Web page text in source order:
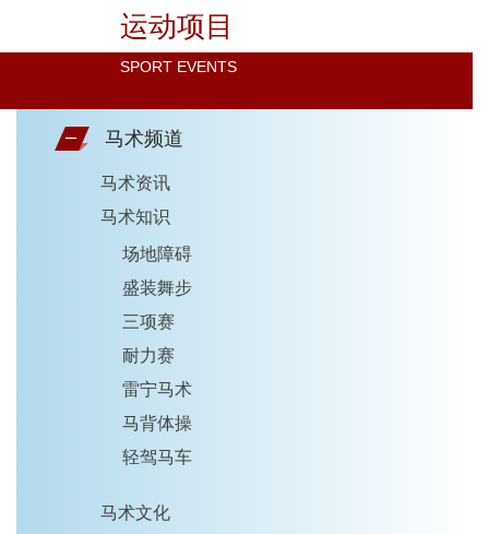
运动项目
SPORT EVENTS
马术频道
马术资讯
马术知识
场地障碍
盛装舞步
三项赛
耐力赛
雷宁马术
马背体操
轻驾马车
马术文化